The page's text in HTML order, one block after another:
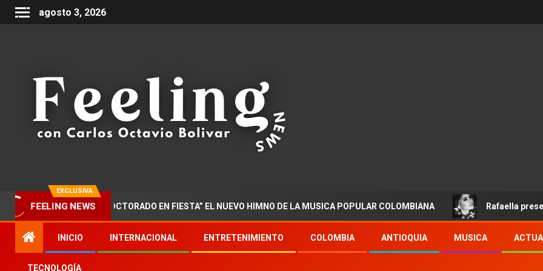
agosto 3, 2026
EXCLUSIVA
FEELING NEWS
PRESENTA “DOCTORADO EN FIESTA” EL NUEVO HIMNO DE LA MUSICA POPULAR COLOMBIANA Rafaella presenta
INICIO INTERNACIONAL ENTRETENIMIENTO COLOMBIA ANTIOQUIA MUSICA
TECNOLOGÍA